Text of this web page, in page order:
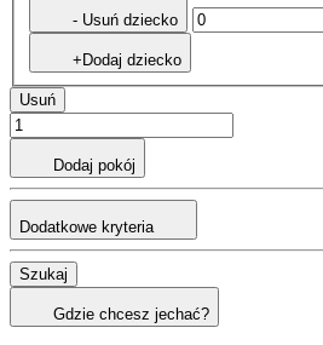
- Usuń dziecko
+Dodaj dziecko
Usuń
Dodaj pokój
Dodatkowe kryteria
Szukaj
Gdzie chcesz jechać?